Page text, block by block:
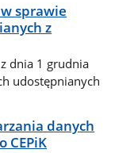
sprawie
z
z dnia 1 grudnia
udostępnianych
danych
CEPiK